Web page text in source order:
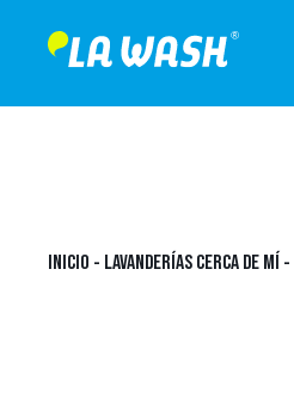
INICIO - LAVANDERÍAS CERCA DE MÍ -